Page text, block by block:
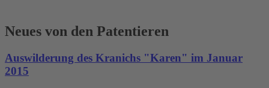
Neues von den Patentieren
Auswilderung des Kranichs "Karen" im Januar
2015